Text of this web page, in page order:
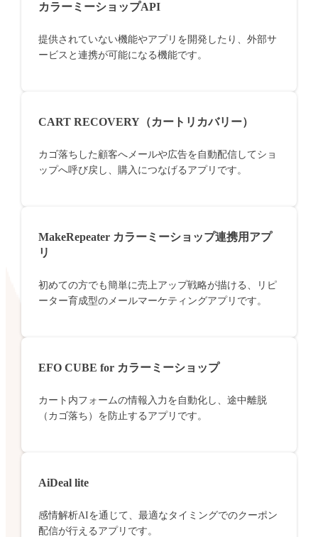
カラーミーショップAPI
提供されていない機能やアプリを開発したり、外部サ
ービスと連携が可能になる機能です。
CART RECOVERY（カートリカバリー）
カゴ落ちした顧客へメールや広告を自動配信してショ
ップへ呼び戻し、購入につなげるアプリです。
MakeRepeater カラーミーショップ連携用アプ
リ
初めての方でも簡単に売上アップ戦略が描ける、リピ
ーター育成型のメールマーケティングアプリです。
EFO CUBE for カラーミーショップ
カート内フォームの情報入力を自動化し、途中離脱
（カゴ落ち）を防止するアプリです。
AiDeal lite
感情解析AIを通じて、最適なタイミングでのクーポン
配信が行えるアプリです。